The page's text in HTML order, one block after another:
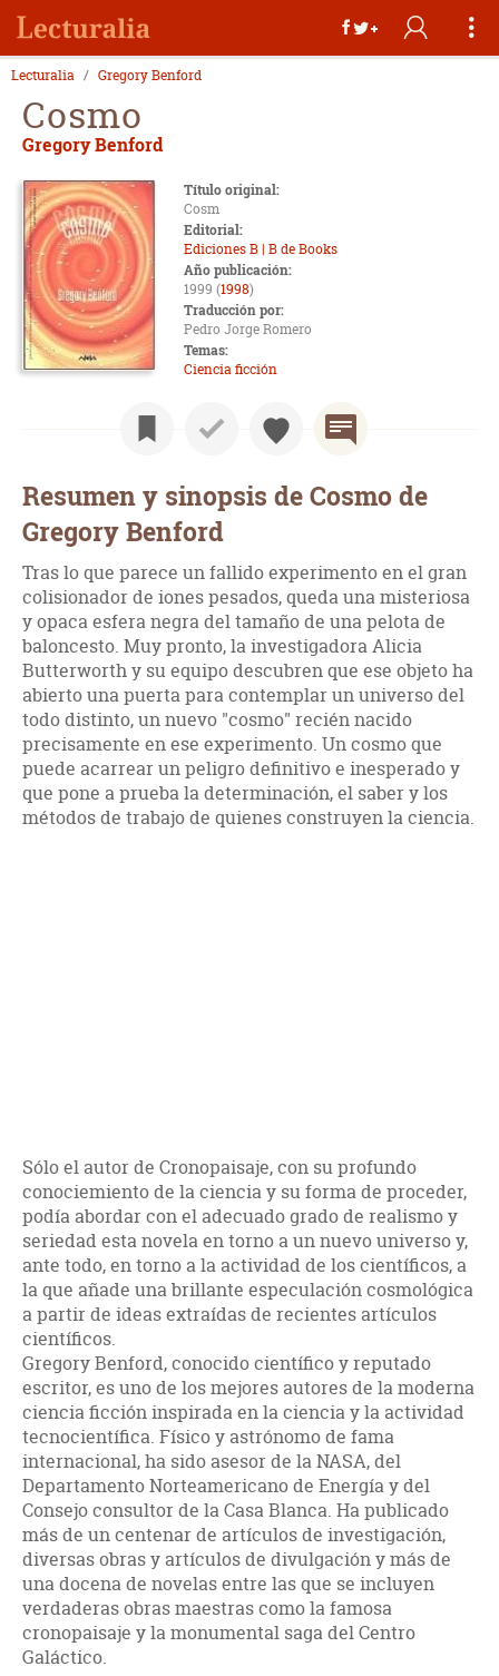
Lecturalia Gregory Benford
Cosmo
Gregory Benford
Título original:
Cosm
Editorial:
Ediciones B | B de Books
Año publicación:
1999 (1998)
Traducción por:
Pedro Jorge Romero
Temas:
Ciencia ficción
Resumen y sinopsis de Cosmo de
Gregory Benford
Tras lo que parece un fallido experimento en el gran
colisionador de iones pesados, queda una misteriosa
y opaca esfera negra del tamaño de una pelota de
baloncesto. Muy pronto, la investigadora Alicia
Butterworth y su equipo descubren que ese objeto ha
abierto una puerta para contemplar un universo del
todo distinto, un nuevo "cosmo" recién nacido
precisamente en ese experimento. Un cosmo que
puede acarrear un peligro definitivo e inesperado y
que pone a prueba la determinación, el saber y los
métodos de trabajo de quienes construyen la ciencia.
Sólo el autor de Cronopaisaje, con su profundo
conociemiento de la ciencia y su forma de proceder,
podía abordar con el adecuado grado de realismo y
seriedad esta novela en torno a un nuevo universo y,
ante todo, en torno a la actividad de los científicos, a
la que añade una brillante especulación cosmológica
a partir de ideas extraídas de recientes artículos
científicos.
Gregory Benford, conocido científico y reputado
escritor, es uno de los mejores autores de la moderna
ciencia ficción inspirada en la ciencia y la actividad
tecnocientífica. Físico y astrónomo de fama
internacional, ha sido asesor de la NASA, del
Departamento Norteamericano de Energía y del
Consejo consultor de la Casa Blanca. Ha publicado
más de un centenar de artículos de investigación,
diversas obras y artículos de divulgación y más de
una docena de novelas entre las que se incluyen
verdaderas obras maestras como la famosa
cronopaisaje y la monumental saga del Centro
Galáctico.